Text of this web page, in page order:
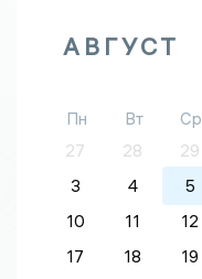
АВГУСТ
Пн Вт Ср
27
28 29
3
4 5
10
11 12
17
18 19